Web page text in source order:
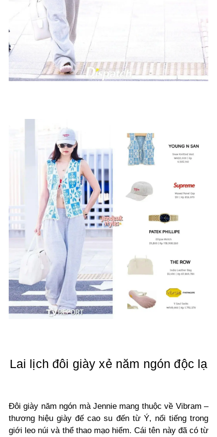
Lai lịch đôi giày xẻ năm ngón độc lạ
Đôi giày năm ngón mà Jennie mang thuộc về Vibram –
thương hiệu giày đế cao su đến từ Ý, nổi tiếng trong
giới leo núi và thể thao mạo hiểm. Cái tên này đã có từ